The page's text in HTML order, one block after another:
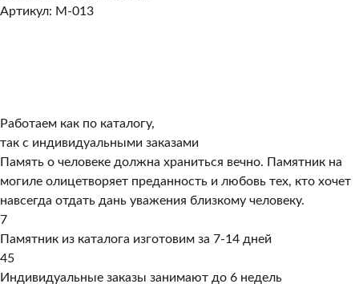
Артикул: M-013
Работаем как по каталогу,
так с индивидуальными заказами
Память о человеке должна храниться вечно. Памятник на
могиле олицетворяет преданность и любовь тех, кто хочет
навсегда отдать дань уважения близкому человеку.
7
Памятник из каталога изготовим за 7-14 дней
45
Индивидуальные заказы занимают до 6 недель